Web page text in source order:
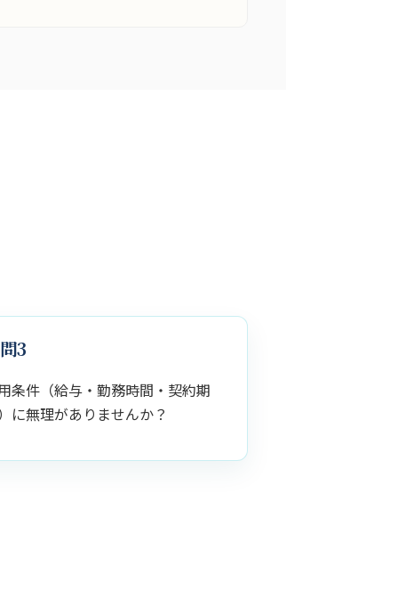
3
条件（給与・勤務時間・契約期
に無理がありませんか？